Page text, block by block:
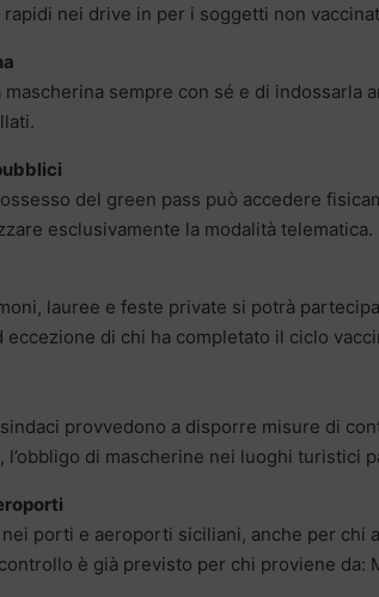
nei drive in per i soggetti non
sempre con sé e di indossarla
del green pass può accedere
esclusivamente la modalità telematica.
lauree e feste private si potrà
di chi ha completato il ciclo
provvedono a disporre misure di
l’obbligo di mascherine nei luoghi turistici
porti e aeroporti siciliani, anche per chi
è già previsto per chi proviene da: